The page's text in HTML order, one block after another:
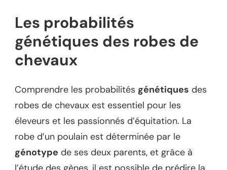
Les probabilités
génétiques des robes de
chevaux
Comprendre les probabilités génétiques des
robes de chevaux est essentiel pour les
éleveurs et les passionnés d’équitation. La
robe d’un poulain est déterminée par le
génotype de ses deux parents, et grâce à